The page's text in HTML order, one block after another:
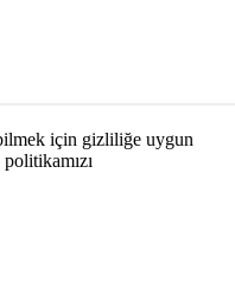
için gizliliğe uygun